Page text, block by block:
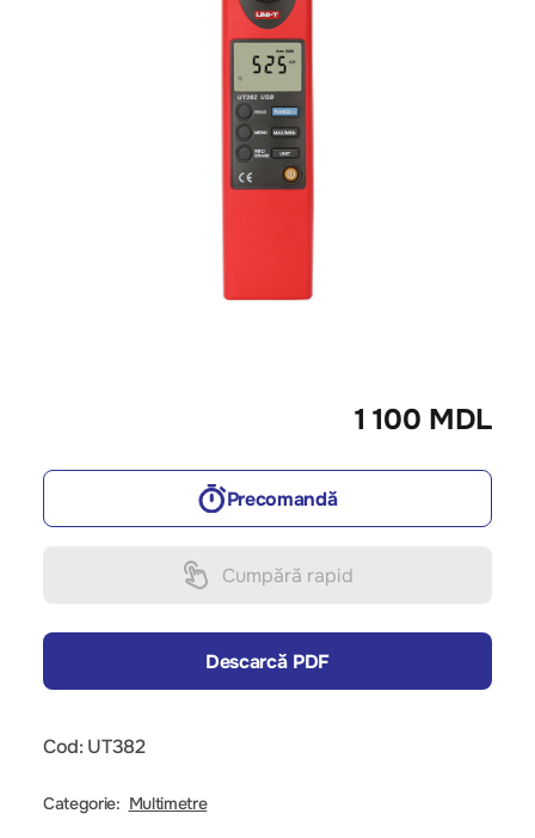
1 100 MDL
Precomandă
Cumpără rapid
Descarcă PDF
Cod: UT382
Categorie: Multimetre